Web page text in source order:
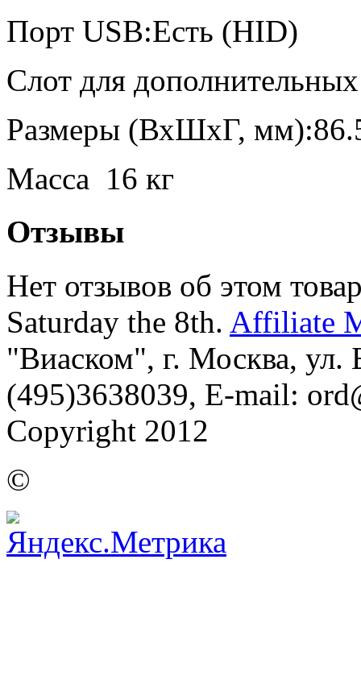
Порт USB:Есть (HID)
Слот для
Размеры (ВхШхГ,
Масса 16 кг
Отзывы
Нет отзывов об этом
Saturday the 8th. Affiliate
"Виаском", г. Москва, ул.
(495)3638039, E-mail:
Copyright 2012
©